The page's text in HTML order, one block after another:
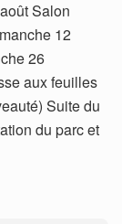
Salon
12
26
aux feuilles
Suite du
du parc et